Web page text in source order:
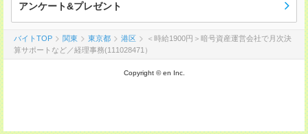
アンケート&プレゼント
バイトTOP 関東 東京都 港区
＜時給1900円＞暗号資産運営会社で月次決
算サポートなど／経理事務(111028471）
Copyright © en Inc.